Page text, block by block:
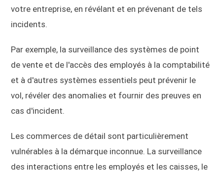
votre entreprise, en révélant et en prévenant de tels
incidents.
Par exemple, la surveillance des systèmes de point
de vente et de l'accès des employés à la comptabilité
et à d'autres systèmes essentiels peut prévenir le
vol, révéler des anomalies et fournir des preuves en
cas d'incident.
Les commerces de détail sont particulièrement
vulnérables à la démarque inconnue. La surveillance
des interactions entre les employés et les caisses, le